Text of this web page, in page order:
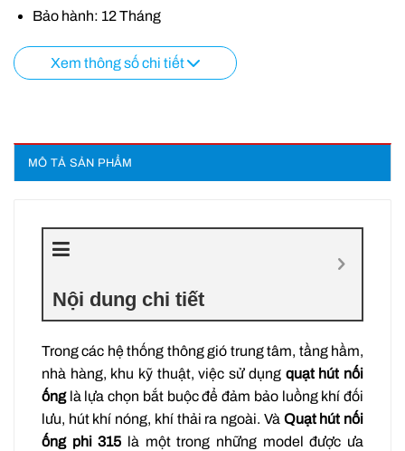
Bảo hành: 12 Tháng
Xem thông số chi tiết
MÔ TẢ SẢN PHẨM
Nội dung chi tiết
Trong các hệ thống thông gió trung tâm, tầng hầm,
nhà hàng, khu kỹ thuật, việc sử dụng quạt hút nối
ốnglà lựa chọn bắt buộc để đảm bảo luồng khí đối
lưu, hút khí nóng, khí thải ra ngoài. Và Quạt hút nối
ống phi315 là một trong những model được ưa